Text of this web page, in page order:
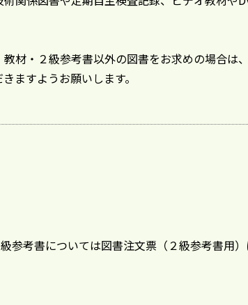
教材・２級参考書以外の図書をお求めの場合は
ますようお願いします。
参考書については図書注文票（２級参考書用